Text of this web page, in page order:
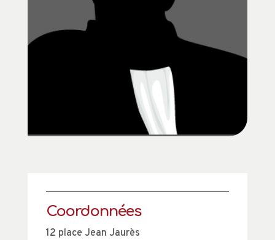
Coordonnées
12 place Jean Jaurès